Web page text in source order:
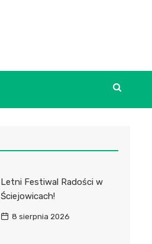
Letni Festiwal Radości w
Ściejowicach!
8 sierpnia 2026